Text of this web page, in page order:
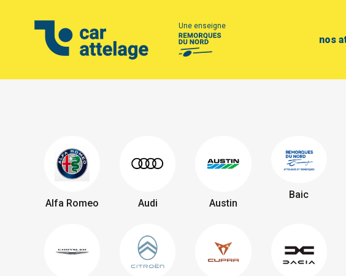
Une enseigne
nos
Alfa Romeo Audi Austin
Baic